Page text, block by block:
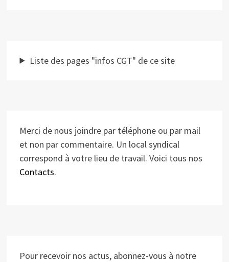
Liste des pages "infos CGT" de ce site
Merci de nous joindre par téléphone ou par mail
et non par commentaire. Un local syndical
correspond à votre lieu de travail. Voici tous nos
Contacts.
Pour recevoir nos actus, abonnez-vous à notre